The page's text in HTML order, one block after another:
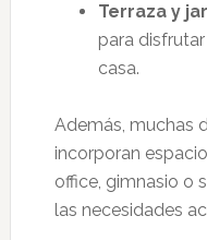
Terraza y
para
casa.
Además, muchas
incorporan
office, gimnasio o
las necesidades